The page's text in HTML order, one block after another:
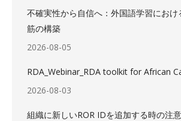
不確実性から自信へ：外国語学習におけ
筋の構築
2026-08-05
RDA_Webinar_RDA toolkit for African
2026-08-03
組織に新しいROR IDを追加する時の注意